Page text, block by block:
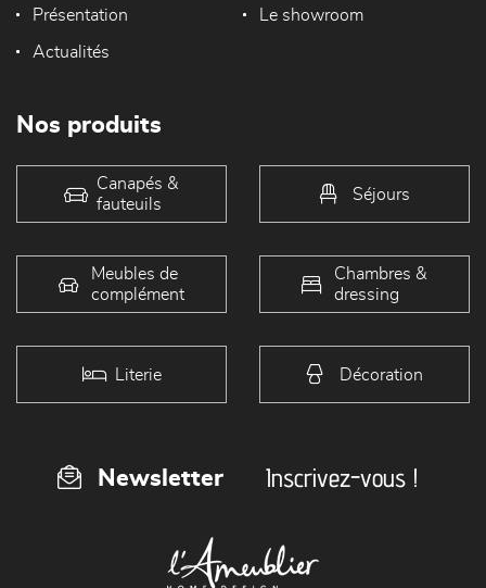
Présentation Le showroom
Actualités
Nos produits
Canapés &
fauteuils
Séjours
Meubles de
complément
Chambres &
dressing
Literie Décoration
Newsletter Inscrivez-vous !